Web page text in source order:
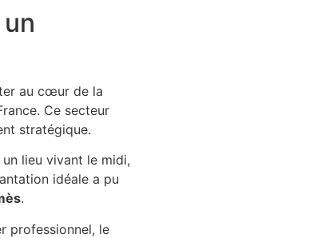
au cœur de la
Ce secteur
stratégique.
lieu vivant le midi,
idéale a pu
.
professionnel, le